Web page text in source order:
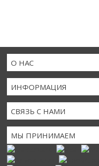
О НАС
ИНФОРМАЦИЯ
СВЯЗЬ С НАМИ
МЫ ПРИНИМАЕМ